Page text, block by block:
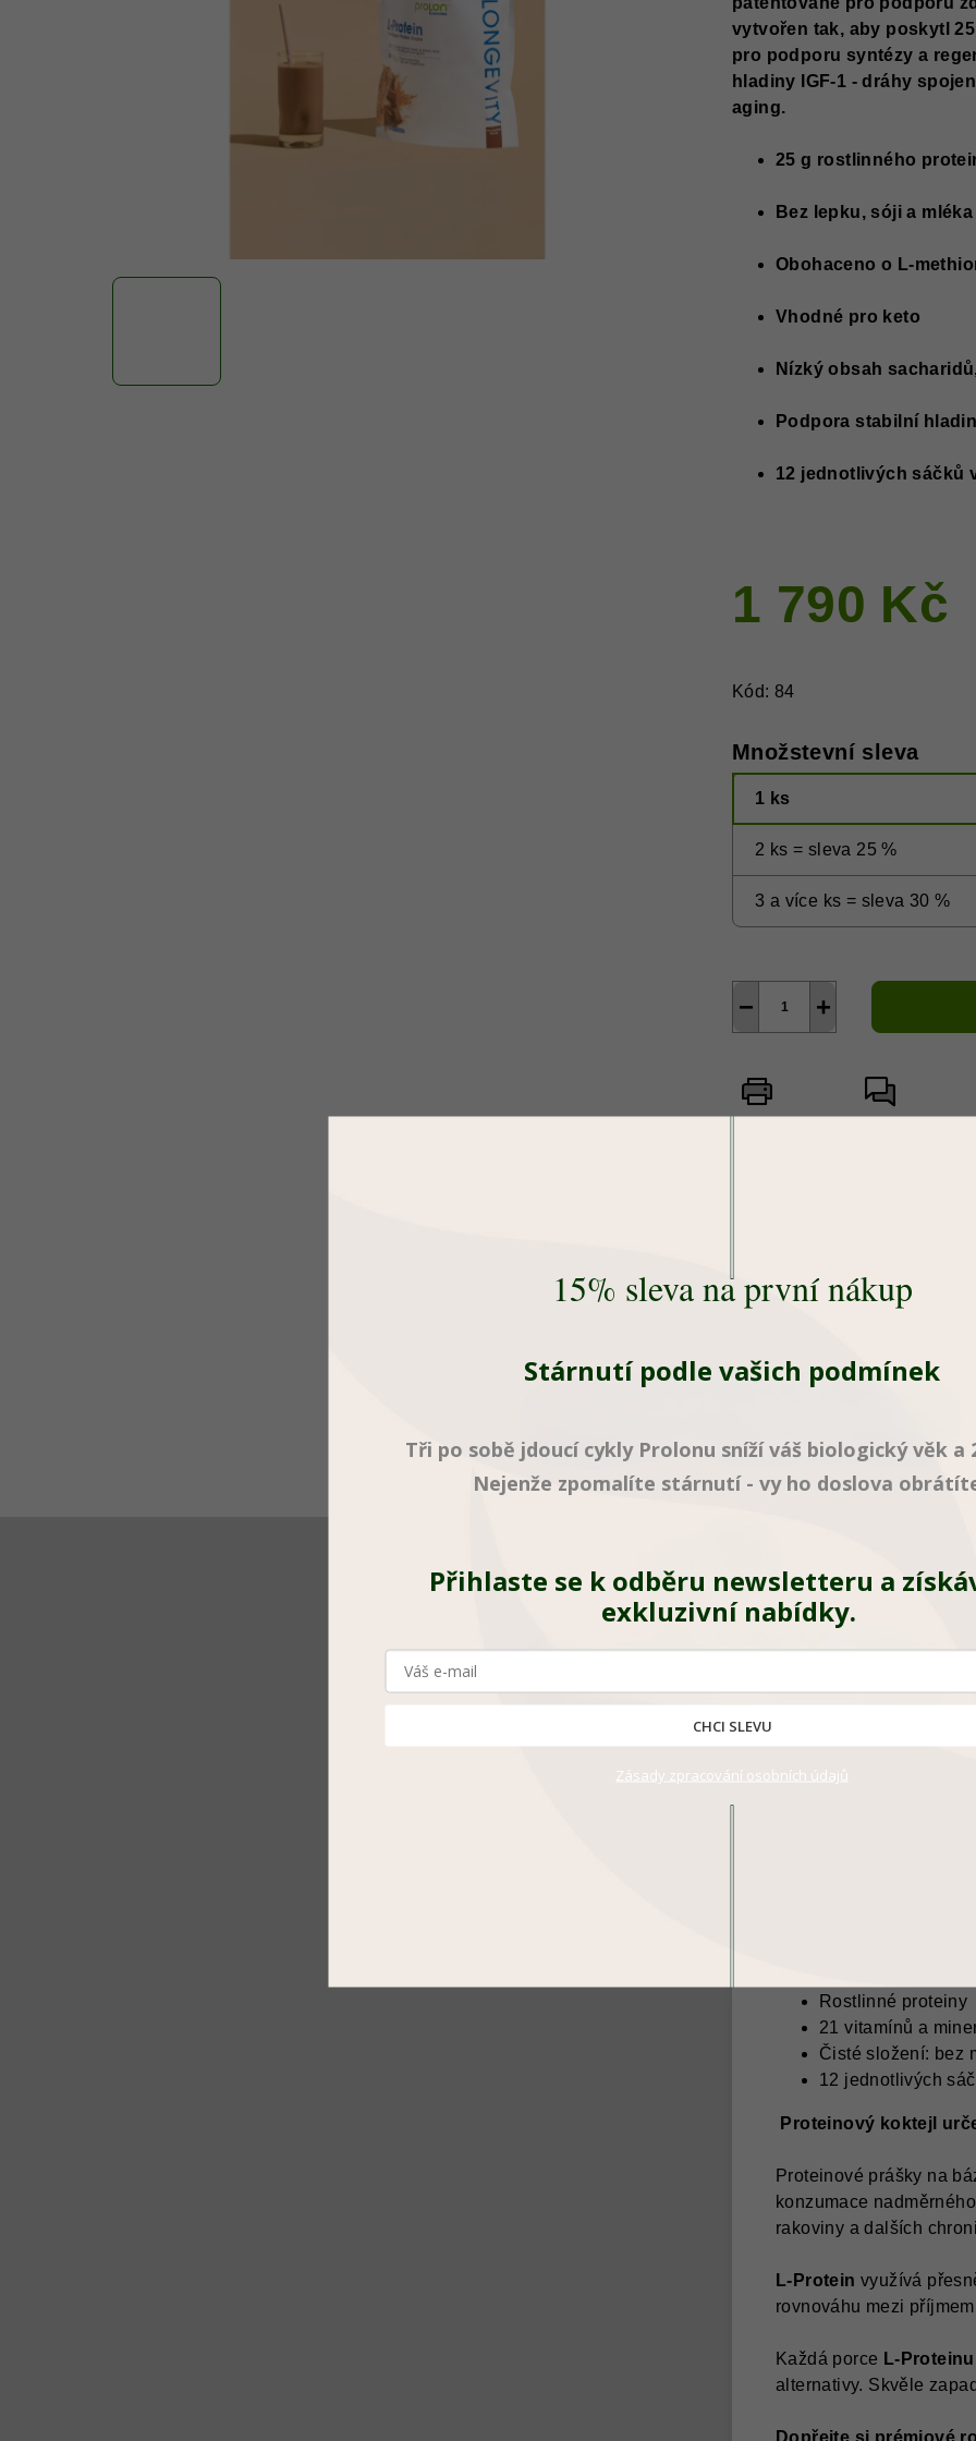
vytvořen tak, aby poskytl
pro podporu syntézy a
hladiny IGF‑1 - dráhy
aging.
25 g rostlinného
Bez lepku, sóji a mléka
Obohaceno o
Vhodné pro keto
Nízký obsah
Podpora stabilní
12 jednotlivých sáčků
1 790 Kč
cena:
Kód: 84
Množstevní sleva
1 ks
2 ks = sleva 25 %
3 a více ks = sleva 30 %
+
−
otevření první pobočky roku
Popis
po fyzické aktivitě
jako proteinovou
Optimální
Vysoký obsah
Rostlinné proteiny
21 vitamínů a
Čisté složení: bez
12 jednotlivých
Proteinový koktejl
Proteinové prášky na
konzumace
rakoviny a dalších
L-Protein využívá
rovnováhu mezi
Každá porce L-Proteinu
alternativy. Skvěle
Dopřejte si prémiové
15% sleva na první nákup
Stárnutí podle vašich podmínek
Tři po sobě jdoucí cykly Prolonu sníží váš biologický věk a
Nejenže zpomalíte stárnutí - vy ho doslova
Přihlaste se k odběru newsletteru a
exkluzivní nabídky.
CHCI SLEVU
Zásady zpracování osobních údajů